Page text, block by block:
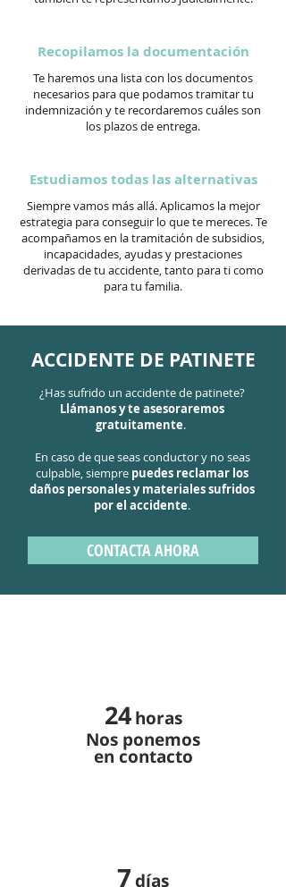
Recopilamos la documentación
Te haremos una lista con los documentos
necesarios para que podamos tramitar tu
indemnización y te recordaremos cuáles son
los plazos de entrega.
Estudiamos todas las alternativas
Siempre vamos más allá. Aplicamos la mejor
estrategia para conseguir lo que te mereces. Te
acompañamos en la tramitación de subsidios,
incapacidades, ayudas y prestaciones
derivadas de tu accidente, tanto para ti como
para tu familia.
ACCIDENTE DE PATINETE
¿Has sufrido un accidente de patinete?
Llámanos y te asesoraremos
gratuitamente.
En caso de que seas conductor y no seas
culpable, siempre puedes reclamar los
daños personales y materiales sufridos
por el accidente.
CONTACTA AHORA
24 horas
Nos ponemos
en contacto
7días